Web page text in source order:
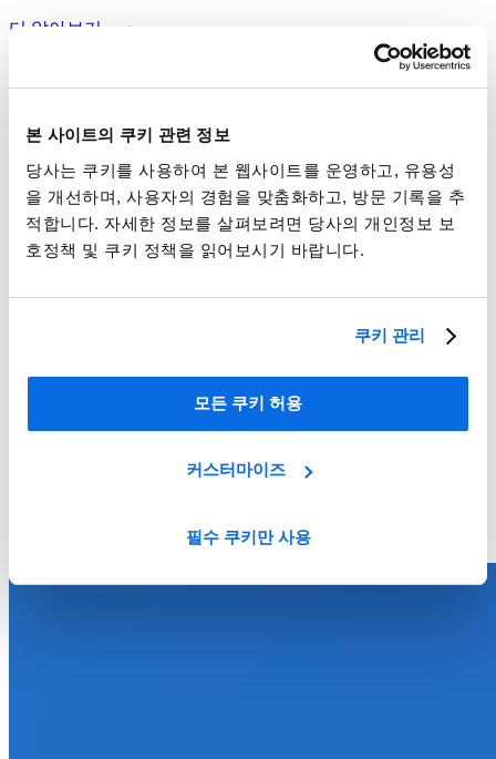
본 사이트의 쿠키 관련 정보
당사는 쿠키를 사용하여 본 웹사이트를 운영하고, 유용성
을 개선하며, 사용자의 경험을 맞춤화하고, 방문 기록을 추
적합니다. 자세한 정보를 살펴보려면 당사의 개인정보 보
호정책 및 쿠키 정책을 읽어보시기 바랍니다.
쿠키 관리
모든 쿠키 허용
커스터마이즈
필수 쿠키만 사용
더 알아보기